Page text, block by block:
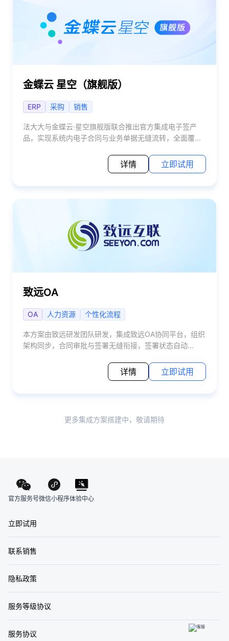
金蝶云 星空（旗舰版）
ERP 采购 销售
法大大与金蝶云·星空旗舰版联合推出官方集成电子签产
品，实现系统内电子合同与业务单据无缝流转，全面覆...
详情 立即试用
致远OA
OA 人力资源 个性化流程
本方案由致远研发团队研发，集成致远OA协同平台，组织
架构同步，合同审批与签署无缝衔接，签署状态自动...
详情 立即试用
更多集成方案搭建中，敬请期待
官方服务号微信小程序体验中心
立即试用
联系销售
隐私政策
服务等级协议
服务协议